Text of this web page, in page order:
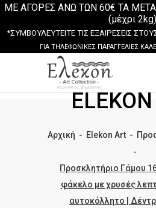
ΜΕ ΑΓΟΡΕΣ ΑΝΩ ΤΩΝ 60€ ΤΑ
(μέχρι 2kg)
*ΣΥΜΒΟΥΛΕΥΤΕΙΤΕ ΤΙΣ ΕΞΑΙΡΕΣΕΙΣ
ΓΙΑ ΤΗΛΕΦΩΝΙΚΕΣ ΠΑΡΑΓΓΕΛΙΕΣ
Αρχική - Elekon Art-
-
Προσκλητήριο Γάμου
φάκελο με χρυσές
αυτοκόλλητο |